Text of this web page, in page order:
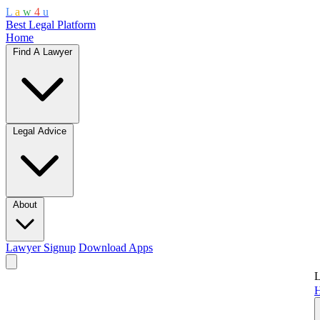
L a w 4 u
Best Legal Platform
Home
Find A Lawyer
Legal Advice
About
Lawyer Signup Download Apps